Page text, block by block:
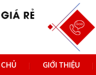
GIỚI THIỆU